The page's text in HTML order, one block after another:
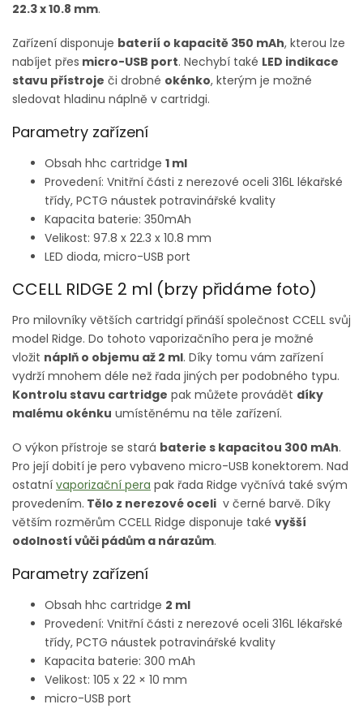
22.3 x 10.8 mm.
Zařízení disponuje baterií o kapacitě 350 mAh, kterou lze
nabíjet přes micro-USB port. Nechybí také LED indikace
stavu přístroje či drobné okénko, kterým je možné
sledovat hladinu náplně v cartridgi.
Parametry zařízení
Obsah hhc cartridge 1 ml
Provedení: Vnitřní části z nerezové oceli 316L lékařské
třídy, PCTG náustek potravinářské kvality
Kapacita baterie: 350mAh
Velikost: 97.8 x 22.3 x 10.8 mm
LED dioda, micro-USB port
CCELL RIDGE 2 ml (brzy přidáme foto)
Pro milovníky větších cartridgí přináší společnost CCELL svůj
model Ridge. Do tohoto vaporizačního pera je možné
vložit náplň o objemu až 2 ml. Díky tomu vám zařízení
vydrží mnohem déle než řada jiných per podobného typu.
Kontrolu stavu cartridge pak můžete provádět díky
malému okénku umístěnému na těle zařízení.
O výkon přístroje se stará baterie s kapacitou 300 mAh.
Pro její dobití je pero vybaveno micro-USB konektorem. Nad
ostatní vaporizační pera pak řada Ridge vyčnívá také svým
provedením. Tělo z nerezové oceli v černé barvě. Díky
větším rozměrům CCELL Ridge disponuje také vyšší
odolností vůči pádům a nárazům.
Parametry zařízení
Obsah hhc cartridge 2 ml
Provedení: Vnitřní části z nerezové oceli 316L lékařské
třídy, PCTG náustek potravinářské kvality
Kapacita baterie: 300 mAh
Velikost: 105 x 22 × 10 mm
micro-USB port